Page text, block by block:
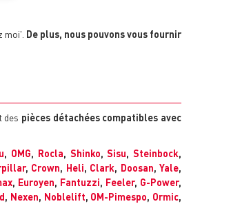
moi'. De plus, nous pouvons vous fournir
des pièces détachées compatibles avec
, OMG, Rocla, Shinko,Sisu,Steinbock,
, Crown, Heli, Clark, Doosan,Yale,
, Euroyen, Fantuzzi, Feeler, G-Power,
, Nexen, Noblelift, OM-Pimespo, Ormic,